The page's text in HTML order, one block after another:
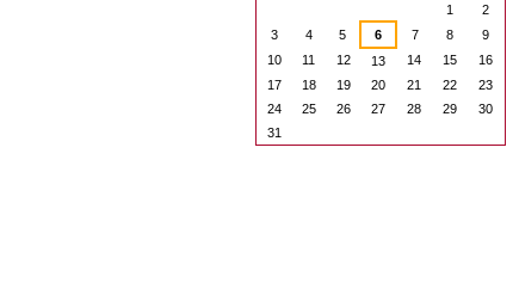
1
2
3
4 5 6 7 8
9
10
11 12 13 14 15
16
17
18 19 20 21 22
23
24
25 26 27 28 29
30
31